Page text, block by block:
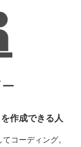
作成できる人
コーディング。